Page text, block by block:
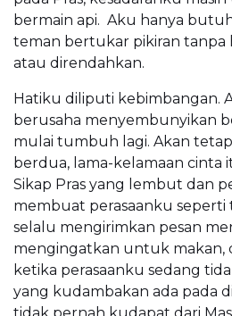
bermain api. Aku hanya
teman bertukar pikiran tanpa
atau direndahkan.
Hatiku diliputi kebimbangan.
berusaha menyembunyikan
mulai tumbuh lagi. Akan
berdua, lama-kelamaan cinta
Sikap Pras yang lembut dan
membuat perasaanku seperti
selalu mengirimkan pesan
mengingatkan untuk makan,
ketika perasaanku sedang
yang kudambakan ada pada